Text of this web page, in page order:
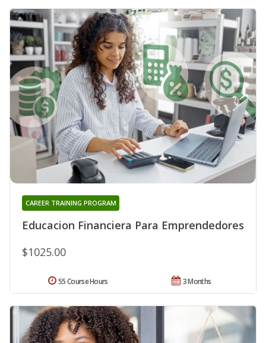
Educacion Financiera Para Emprendedores
CAREER TRAINING PROGRAM
$1025.00
3 Months
55 Course Hours